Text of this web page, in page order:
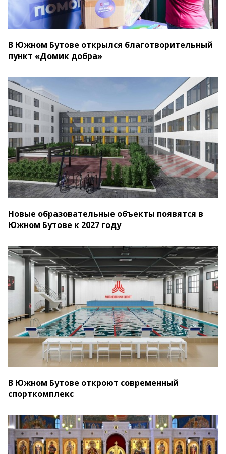
В Южном Бутове открылся благотворительный
пункт «Домик добра»
Новые образовательные объекты появятся в
Южном Бутове к 2027 году
В Южном Бутове откроют современный
спорткомплекс